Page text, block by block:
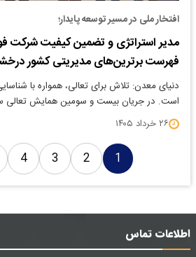
افتخار ملی در مسیر توسعه پایدار؛
مدیر استراتژی و تضمین کیفیت شرکت
فهرست برترین‌های مدیریتی کشور
دنیای معدن: تلاش برای تعالی، همواره با
است. در جریان بیست و سومین همایش تعالی
۲۶ خرداد ۱۴۰۵
1
2
3
4
اطلاعات تماس